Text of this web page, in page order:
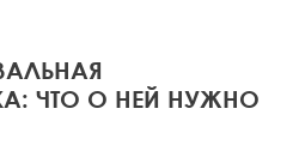
ЧТО О НЕЙ НУЖНО